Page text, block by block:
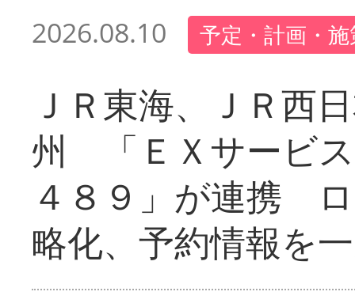
2026.08.10 予定・計画・
ＪＲ東海、ＪＲ西
州 「ＥＸサービ
４８９」が連携
略化、予約情報を